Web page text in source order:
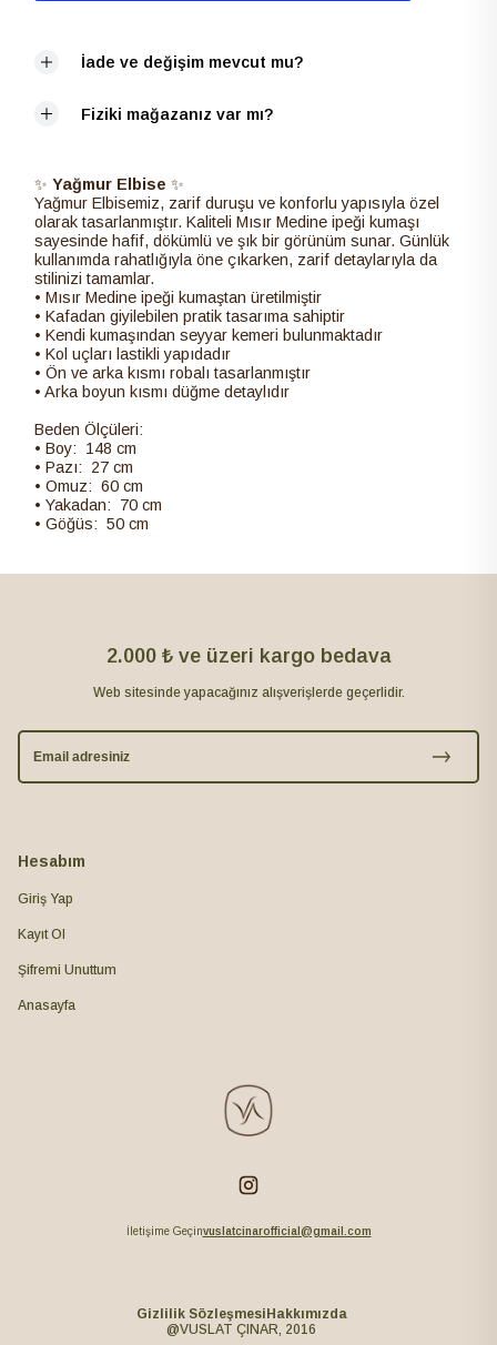
İade ve değişim mevcut mu?
Fiziki mağazanız var mı?
✨ Yağmur Elbise ✨
Yağmur Elbisemiz, zarif duruşu ve konforlu yapısıyla özel
olarak tasarlanmıştır. Kaliteli Mısır Medine ipeği kumaşı
sayesinde hafif, dökümlü ve şık bir görünüm sunar. Günlük
kullanımda rahatlığıyla öne çıkarken, zarif detaylarıyla da
stilinizi tamamlar.
• Mısır Medine ipeği kumaştan üretilmiştir
• Kafadan giyilebilen pratik tasarıma sahiptir
• Kendi kumaşından seyyar kemeri bulunmaktadır
• Kol uçları lastikli yapıdadır
• Ön ve arka kısmı robalı tasarlanmıştır
• Arka boyun kısmı düğme detaylıdır
Beden Ölçüleri:
• Boy: 148 cm
• Pazı: 27 cm
• Omuz: 60 cm
• Yakadan: 70 cm
• Göğüs: 50 cm
İletişime Geçinvuslatcinarofficial@gmail.com
Hesabım
Giriş Yap
Kayıt Ol
Şifremi Unuttum
Anasayfa
2.000 ₺ ve üzeri kargo bedava
Web sitesinde yapacağınız alışverişlerde geçerlidir.
@VUSLAT ÇINAR, 2016
Gizlilik Sözleşmesi Hakkımızda